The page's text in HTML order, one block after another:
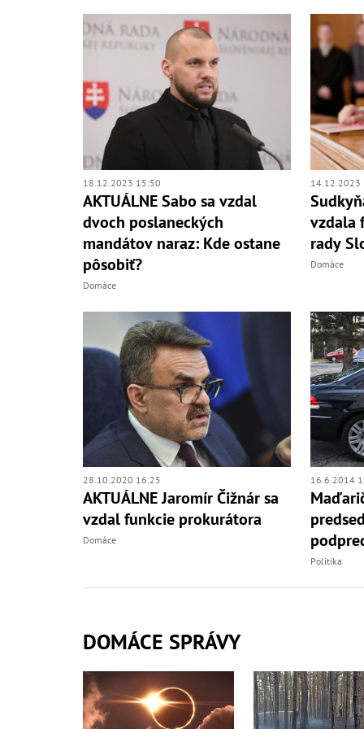
18.12.2023 15:50
AKTUÁLNE Sabo sa vzdal
dvoch poslaneckých
mandátov naraz: Kde ostane
pôsobiť?
Domáce
14.12.2023
vzdala
rady
Domáce
28.10.2020 16:25
AKTUÁLNE Jaromír Čižnár sa
vzdal funkcie prokurátora
Domáce
16.6.2014
Politika
DOMÁCE SPRÁVY